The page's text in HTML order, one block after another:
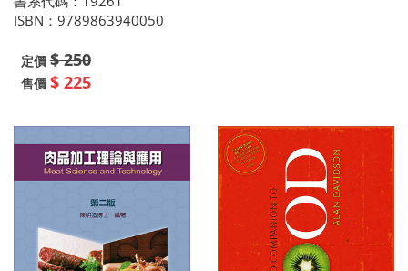
ISBN：9789863940050
定價 $ 250
售價 $ 225